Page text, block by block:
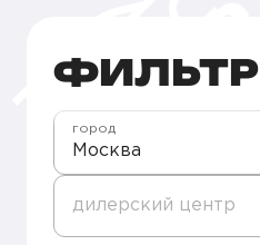
ФИЛЬТР
Москва
город
дилерский центр